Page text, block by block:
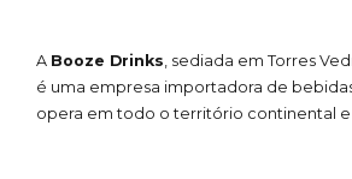
A Booze Drinks , sediada em Torres
é uma empresa importadora de
opera em todo o território continental e